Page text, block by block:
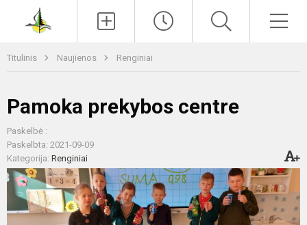
Titulinis Naujienos Renginiai
Pamoka prekybos centre
Paskelbė :
Paskelbta: 2021-09-09
Kategorija: Renginiai